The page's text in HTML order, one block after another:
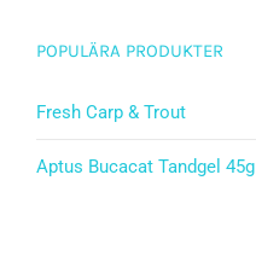
POPULÄRA PRODUKTER
Fresh Carp & Trout
Aptus Bucacat Tandgel 45g